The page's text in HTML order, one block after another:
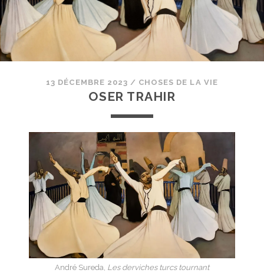
13 DÉCEMBRE 2023 / CHOSES DE LA VIE
OSER TRAHIR
André Sureda, Les derviches turcs tournant